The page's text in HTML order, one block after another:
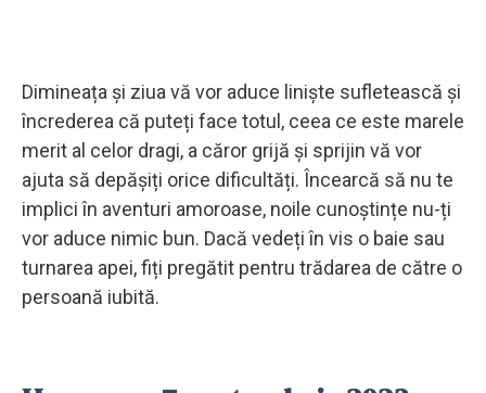
Dimineața și ziua vă vor aduce liniște sufletească și
încrederea că puteți face totul, ceea ce este marele
merit al celor dragi, a căror grijă și sprijin vă vor
ajuta să depășiți orice dificultăți. Încearcă să nu te
implici în aventuri amoroase, noile cunoștințe nu-ți
vor aduce nimic bun. Dacă vedeți în vis o baie sau
turnarea apei, fiți pregătit pentru trădarea de către o
persoană iubită.